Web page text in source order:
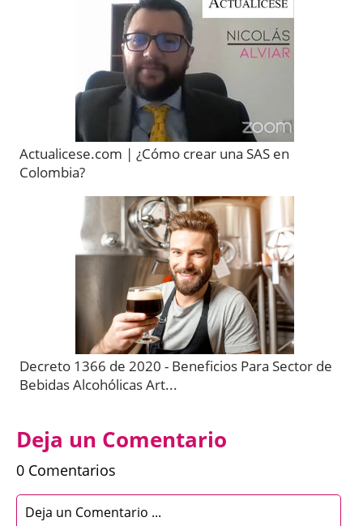
Actualicese.com | ¿Cómo crear una SAS en
Colombia?
Decreto 1366 de 2020 - Beneficios Para Sector de
Bebidas Alcohólicas Art...
Deja un Comentario
0 Comentarios